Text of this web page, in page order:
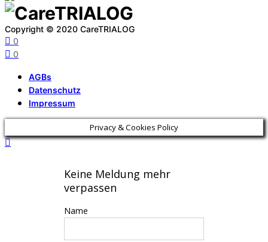
Copyright © 2020 CareTRIALOG
0
0
AGBs
Datenschutz
Impressum
Privacy & Cookies Policy
Keine Meldung mehr
verpassen
Name